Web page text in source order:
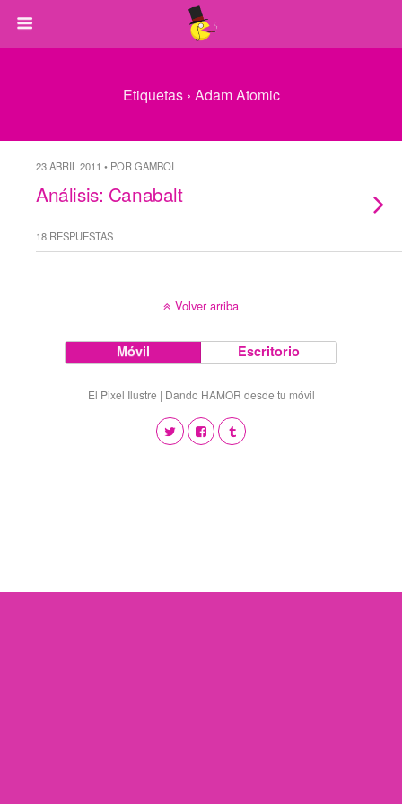
Etiquetas › Adam Atomic
23 ABRIL 2011 • POR GAMBOI
Análisis: Canabalt
18 RESPUESTAS
Volver arriba
Móvil Escritorio
El Pixel Ilustre | Dando HAMOR desde tu móvil